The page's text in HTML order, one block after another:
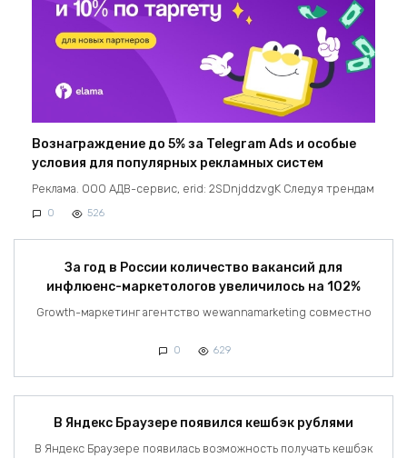
Вознаграждение до 5% за Telegram Ads и особые
условия для популярных рекламных систем
Реклама. ООО АДВ-сервис, erid: 2SDnjddzvgK Следуя трендам
0 526
За год в России количество вакансий для
инфлюенс-маркетологов увеличилось на 102%
Growth-маркетинг агентство wewannamarketing совместно
0 629
В Яндекс Браузере появился кешбэк рублями
В Яндекс Браузере появилась возможность получать кешбэк